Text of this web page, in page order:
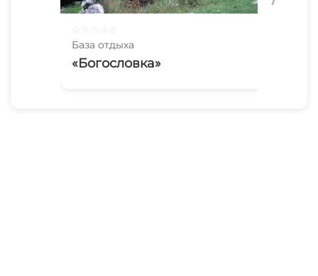
База отдыха
«Богословка»